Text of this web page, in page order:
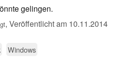
gelingen.
, Veröffentlicht am 10.11.2014
Windows